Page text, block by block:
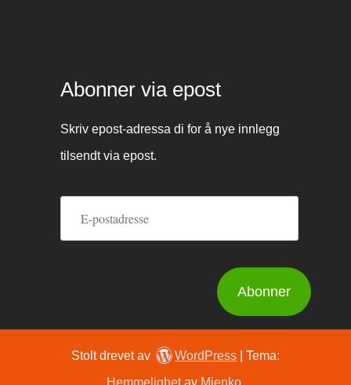
Abonner via epost
Skriv epost-adressa di for å nye innlegg
tilsendt via epost.
Abonner
Stolt drevet av WordPress |Tema:
Hemmelighetav Mienko